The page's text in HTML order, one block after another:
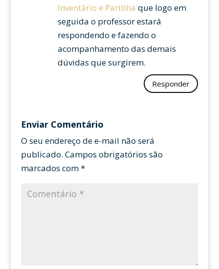
Inventário e Partilha que logo em
seguida o professor estará
respondendo e fazendo o
acompanhamento das demais
dúvidas que surgirem.
Responder
Enviar Comentário
O seu endereço de e-mail não será
publicado. Campos obrigatórios são
marcados com*